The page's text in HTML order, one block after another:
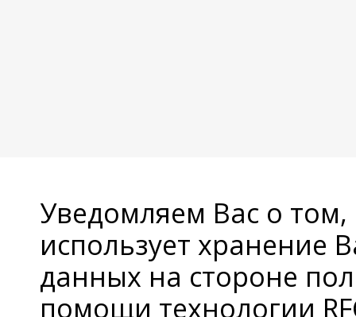
Уведомляем Вас о
использует хранение
данных на стороне
помощи технологии